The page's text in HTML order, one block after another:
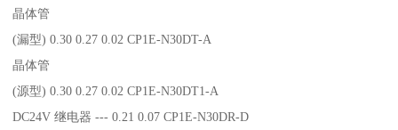
晶体管
(漏型) 0.30 0.27 0.02 CP1E-N30DT-A
晶体管
(源型) 0.30 0.27 0.02 CP1E-N30DT1-A
DC24V 继电器 --- 0.21 0.07 CP1E-N30DR-D